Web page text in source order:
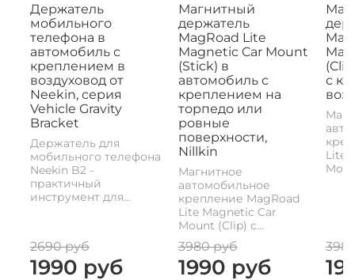
Держатель
мобильного
телефона в
автомобиль с
креплением в
воздуховод от
Neekin, серия
Vehicle Gravity
Bracket
Держатель для
мобильного телефона
Neekin B2 -
практичный
инструмент для...
2690 руб
1990 руб
Магнитный
держатель
MagRoad Lite
Magnetic Car Mount
(Stick) в
автомобиль с
креплением на
торпедо или
ровные
поверхности,
Nillkin
Магнитное
автомобильное
крепление MagRoad
Lite Magnetic Car
Mount (Clip) с...
3980 руб
1990 руб
с
Lite